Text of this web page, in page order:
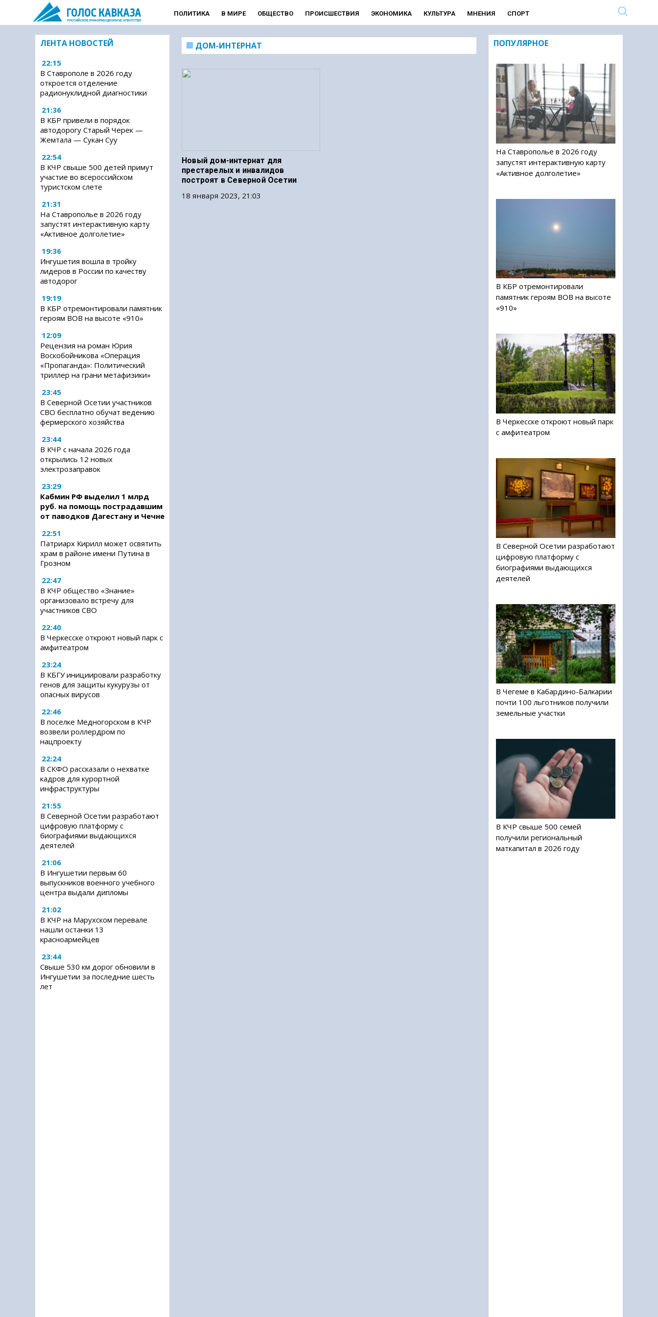
ПОЛИТИКА В МИРЕ ОБЩЕСТВО ПРОИСШЕСТВИЯ ЭКОНОМИКА КУЛЬТУРА МНЕНИЯ СПОРТ
ЛЕНТА НОВОСТЕЙ
22:15
В Ставрополе в 2026 году
откроется отделение
радионуклидной диагностики
21:36
В КБР привели в порядок
автодорогу Старый Черек —
Жемтала — Сукан Суу
22:54
В КЧР свыше 500 детей примут
участие во всероссийском
туристском слете
21:31
На Ставрополье в 2026 году
запустят интерактивную карту
«Активное долголетие»
19:36
Ингушетия вошла в тройку
лидеров в России по качеству
автодорог
19:19
В КБР отремонтировали памятник
героям ВОВ на высоте «910»
12:09
Рецензия на роман Юрия
Воскобойникова «Операция
«Пропаганда»: Политический
триллер на грани метафизики»
23:45
В Северной Осетии участников
СВО бесплатно обучат ведению
фермерского хозяйства
23:44
В КЧР с начала 2026 года
открылись 12 новых
электрозаправок
23:29
Кабмин РФ выделил 1 млрд
руб. на помощь пострадавшим
от паводков Дагестану и Чечне
22:51
Патриарх Кирилл может освятить
храм в районе имени Путина в
Грозном
22:47
В КЧР общество «Знание»
организовало встречу для
участников СВО
22:40
В Черкесске откроют новый парк с
амфитеатром
23:24
В КБГУ инициировали разработку
генов для защиты кукурузы от
опасных вирусов
22:46
В поселке Медногорском в КЧР
возвели роллердром по
нацпроекту
22:24
В СКФО рассказали о нехватке
кадров для курортной
инфраструктуры
21:55
В Северной Осетии разработают
цифровую платформу с
биографиями выдающихся
деятелей
21:06
В Ингушетии первым 60
выпускников военного учебного
центра выдали дипломы
21:02
В КЧР на Марухском перевале
нашли останки 13
красноармейцев
23:44
Свыше 530 км дорог обновили в
Ингушетии за последние шесть
лет
ДОМ-ИНТЕРНАТ
Новый дом-интернат для
престарелых и инвалидов
построят в Северной Осетии
18 января 2023, 21:03
ПОПУЛЯРНОЕ
На Ставрополье в 2026 году
запустят интерактивную карту
«Активное долголетие»
В КБР отремонтировали
памятник героям ВОВ на высоте
«910»
В Черкесске откроют новый парк
с амфитеатром
В Северной Осетии разработают
цифровую платформу с
биографиями выдающихся
деятелей
В Чегеме в Кабардино-Балкарии
почти 100 льготников получили
земельные участки
В КЧР свыше 500 семей
получили региональный
маткапитал в 2026 году